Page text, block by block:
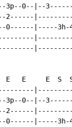
0--|--
2------
0------|-----3h-
E   E     E  S
3p--0--|--
2------
0------|-----3h-